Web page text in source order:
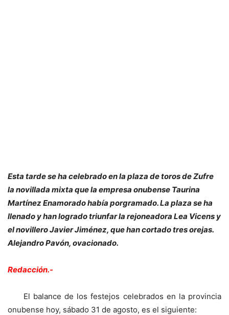
Esta tarde se ha celebrado en la plaza de toros de Zufre
la novillada mixta que la empresa onubense Taurina
Martínez Enamorado había porgramado. La plaza se ha
llenado y han logrado triunfar la rejoneadora Lea Vicens y
el novillero Javier Jiménez, que han cortado tres orejas.
Alejandro Pavón, ovacionado.
Redacción.-
El balance de los festejos celebrados en la provincia
onubense hoy, sábado 31 de agosto, es el siguiente: